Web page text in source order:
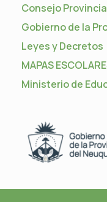
Consejo
Gobierno de la
Leyes y Decretos
MAPAS
Ministerio de